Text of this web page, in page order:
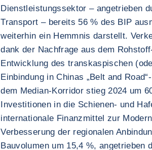
Dienstleistungssektor – angetrieben
Transport – bereits 56 % des BIP
weiterhin ein Hemmnis darstellt.
dank der Nachfrage aus dem
Entwicklung des transkaspischen
Einbindung in Chinas „Belt and
dem Median-Korridor stieg 2024 um
Investitionen in die Schienen- und
internationale Finanzmittel zur
Verbesserung der regionalen
Bauvolumen um 15,4 %, angetrieben